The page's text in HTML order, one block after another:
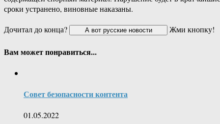
сроки устранено, виновные наказаны.
Дочитал до конца?
Жми кнопку!
Вам может понравиться...
Совет безопасности контента
01.05.2022